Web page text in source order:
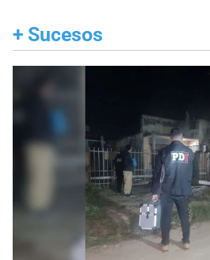
+ Sucesos